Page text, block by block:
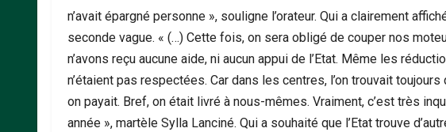
n’avait épargné personne », souligne l’orateur. Qui a clairement
seconde vague. « (…) Cette fois, on sera obligé de couper nos
n’avons reçu aucune aide, ni aucun appui de l’Etat. Même les
n’étaient pas respectées. Car dans les centres, l’on trouvait
on payait. Bref, on était livré à nous-mêmes. Vraiment, c’est très
année », martèle Sylla Lanciné. Qui a souhaité que l’Etat trouve